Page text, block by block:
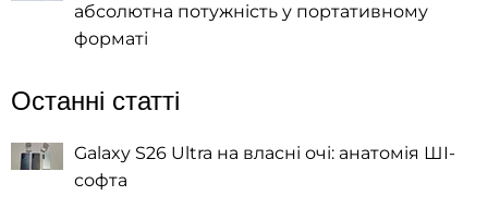
абсолютна потужність у портативному
форматі
Останні статті
Galaxy S26 Ultra на власні очі: анатомія ШІ-
софта